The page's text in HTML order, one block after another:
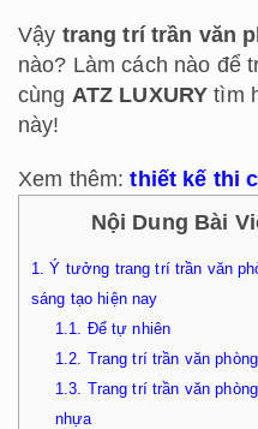
Vậy trang trí trần văn
nào? Làm cách nào để
cùng ATZ LUXURY tìm
này!
Xem thêm:thiết kế thi
Nội Dung Bài
1. Ý tưởng trang trí trần văn
sáng tạo hiện nay
1.1. Để tự nhiên
1.2. Trang trí trần văn
1.3. Trang trí trần văn
nhựa